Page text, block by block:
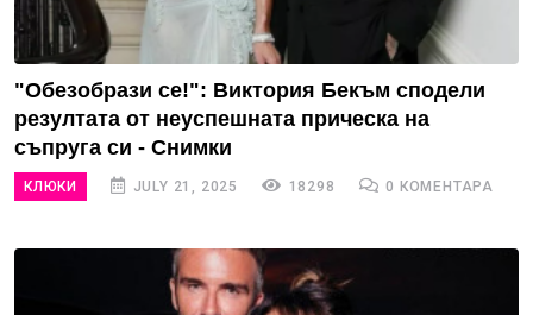
"Обезобрази се!": Виктория Бекъм сподели
резултата от неуспешната прическа на
съпруга си - Снимки
КЛЮКИ JULY 21, 2025 18298 0 КОМЕНТАРА